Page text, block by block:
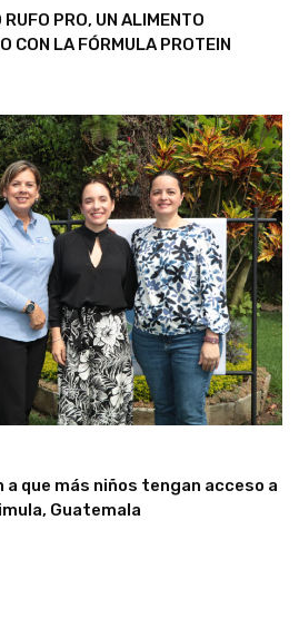
PRO, UN ALIMENTO
CON LA FÓRMULA PROTEIN
a que más niños tengan acceso a
Guatemala